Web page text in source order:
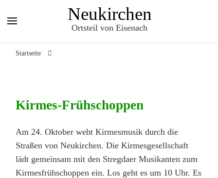
Neukirchen
Ortsteil von Eisenach
Startseite
Kirmes-Frühschoppen
Am 24. Oktober weht Kirmesmusik durch die
Straßen von Neukirchen. Die Kirmesgesellschaft
lädt gemeinsam mit den Stregdaer Musikanten zum
Kirmesfrühschoppen ein. Los geht es um 10 Uhr. Es